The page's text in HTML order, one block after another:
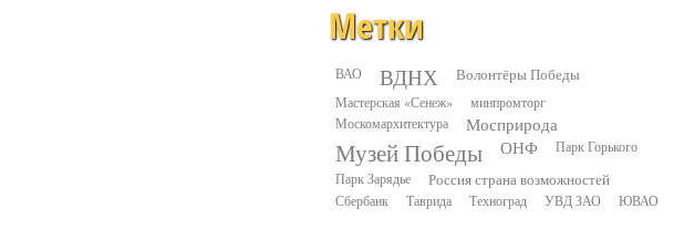
Метки
ВАО ВДНХ Волонтёры Победы
Мастерская «Сенеж»
минпромторг
Москомархитектура
Мосприрода
Музей Победы ОНФ
Парк Горького
Парк Зарядье
Россия страна возможностей
Сбербанк Таврида Техноград УВД ЗАО ЮВАО